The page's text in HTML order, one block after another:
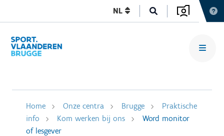
NL
Home Onze centra Brugge
Praktische
info
Kom werken bij ons
Word monitor
of lesgever